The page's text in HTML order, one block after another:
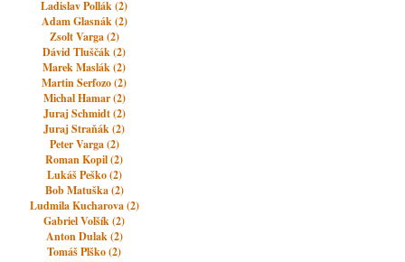
Ladislav Pollák (2)
Adam Glasnák (2)
Zsolt Varga (2)
Dávid Tluščák (2)
Marek Maslák (2)
Martin Serfozo (2)
Michal Hamar (2)
Juraj Schmidt (2)
Juraj Straňák (2)
Peter Varga (2)
Roman Kopil (2)
Lukáš Peško (2)
Bob Matuška (2)
Ludmila Kucharova (2)
Gabriel Volšík (2)
Anton Dulak (2)
Tomáš Plško (2)